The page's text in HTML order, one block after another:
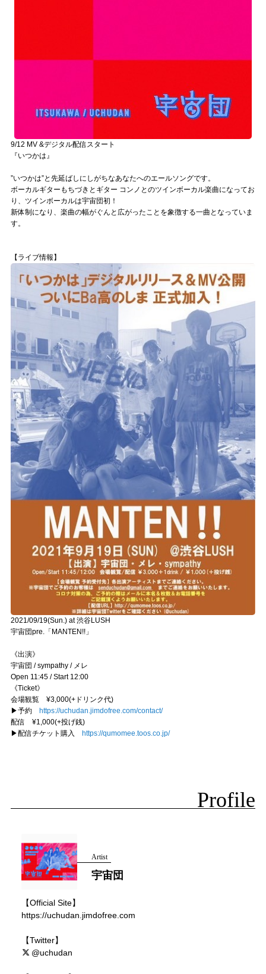
9/12 MV &デジタル配信スタート
『いつかは』
”いつかは”と先延ばしにしがちなあなたへのエールソングです。
ボーカルギターもちづきとギター コンノとのツインボーカル楽曲になってお
り、ツインボーカルは宇宙団初！
新体制になり、楽曲の幅がぐんと広がったことを象徴する一曲となっていま
す。
【ライブ情報】
2021/09/19(Sun.) at 渋谷LUSH
宇宙団pre.「MANTEN!!」
《出演》
宇宙団 / sympathy / メレ
Open 11:45 / Start 12:00
《Ticket》
会場観覧 ¥3,000(+ドリンク代)
▶︎予約
https://uchudan.jimdofree.com/contact/
配信 ¥1,000(+投げ銭)
▶︎配信チケット購入
https://qumomee.toos.co.jp/
Profile
Artist
宇宙団
【Official Site】
https://uchudan.jimdofree.com
【Twitter】
@uchudan